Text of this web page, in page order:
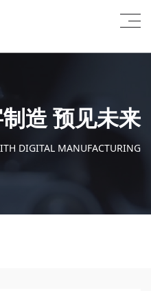
造 预见未来
DIGITAL MANUFACTURING